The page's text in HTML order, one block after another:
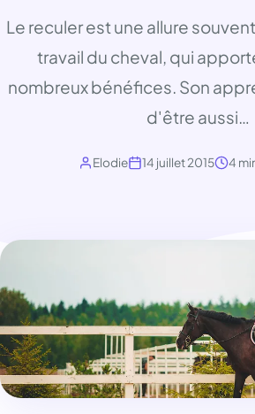
Le reculer est une allure
travail du cheval, qui
nombreux bénéfices. Son
d'être aussi…
Elodie 14 juillet 2015 4